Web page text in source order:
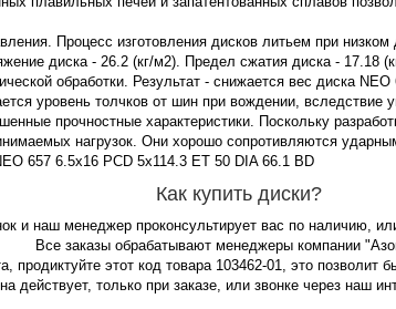
Процесс изготовления дисков литьем при
диска - 26.2 (кг/м2). Предел сжатия диска - 17.18
обработки. Результат - снижается вес диска
уровень толчков от шин при вождении,
прочностные характеристики. Поскольку
нагрузок. Они хорошо сопротивляются
657 6.5x16 PCD 5x114.3 ET 50 DIA 66.1 BD
Как купить диски?
и наш менеджер проконсультирует вас по наличию,
Все заказы обрабатывают менеджеры компании
продиктуйте этот код товара 103462-01, это позволит
действует, только при заказе, или звонке через наш